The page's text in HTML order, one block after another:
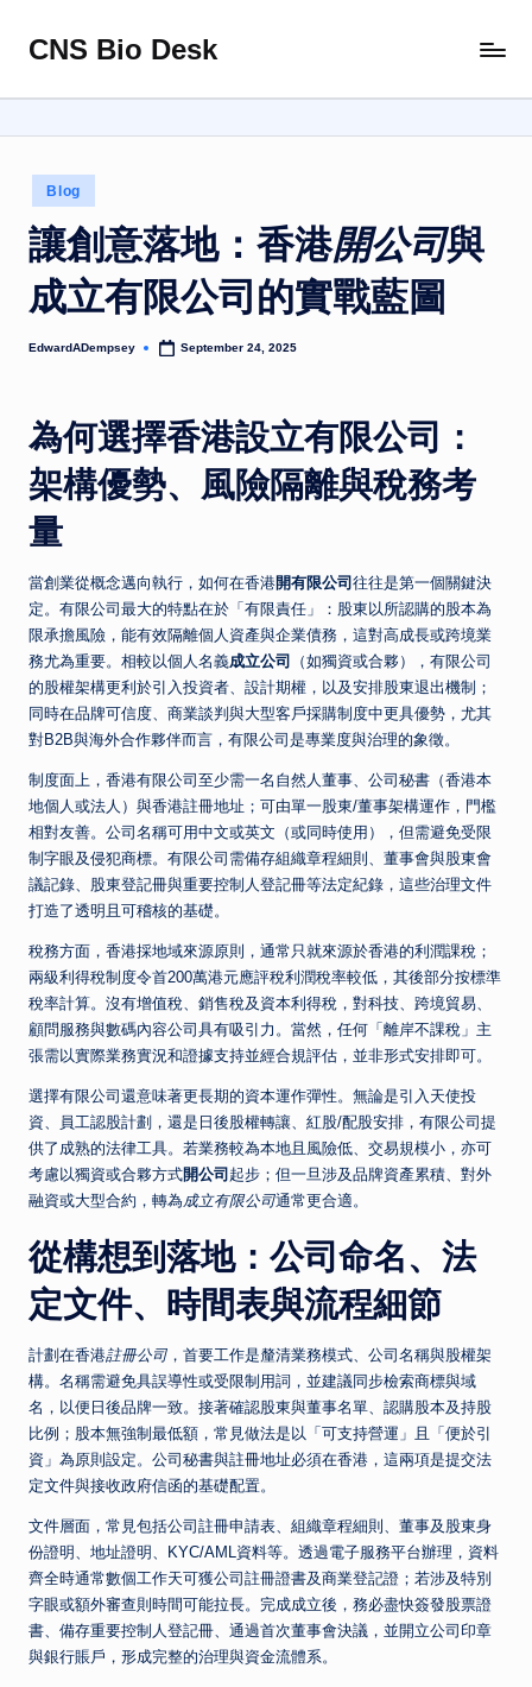
Skip
content
CNS Bio Desk
Life
Story
Posted
in
Blog
讓創意落地：香港開公司與
成立有限公司 的實戰藍圖
Posted
EdwardADempsey September 24, 2025
為何選擇香港設立有限公司：
架構優勢、風險隔離與稅務考
量
當創業從概念邁向執行，如何在香港開有限公司 往往是第一個關鍵決
定。有限公司最大的特點在於「有限責任」：股東以所認購的股本為
限承擔風險，能有效隔離個人資產與企業債務，這對高成長或跨境業
務尤為重要。相較以個人名義成立公司
（如獨資或合夥），有限公司
的股權架構更利於引入投資者、設計期權，以及安排股東退出機制；
同時在品牌可信度、商業談判與大型客戶採購制度中更具優勢，尤其
對B2B與海外合作夥伴而言，有限公司是專業度與治理的象徵。
制度面上，香港有限公司至少需一名自然人董事、公司秘書（香港本
地個人或法人）與香港註冊地址；可由單一股東/董事架構運作，門檻
相對友善。公司名稱可用中文或英文（或同時使用），但需避免受限
制字眼及侵犯商標。有限公司需備存組織章程細則、董事會與股東會
議記錄、股東登記冊與重要控制人登記冊等法定紀錄，這些治理文件
打造了透明且可稽核的基礎。
稅務方面，香港採地域來源原則，通常只就來源於香港的利潤課稅；
兩級利得稅制度令首200萬港元應評稅利潤稅率較低，其後部分按標準
稅率計算。沒有增值稅、銷售稅及資本利得稅，對科技、跨境貿易、
顧問服務與數碼內容公司具有吸引力。當然，任何「離岸不課稅」主
張需以實際業務實況和證據支持並經合規評估，並非形式安排即可。
選擇有限公司還意味著更長期的資本運作彈性。無論是引入天使投
資、員工認股計劃，還是日後股權轉讓、紅股/配股安排，有限公司提
供了成熟的法律工具。若業務較為本地且風險低、交易規模小，亦可
考慮以獨資或合夥方式開公司 起步；但一旦涉及品牌資產累積、對外
融資或大型合約，轉為成立有限公司通常更合適。
從構想到落地：公司命名、法
定文件、時間表與流程細節
計劃在香港註冊公司 ，首要工作是釐清業務模式、公司名稱與股權架
構。名稱需避免具誤導性或受限制用詞，並建議同步檢索商標與域
名，以便日後品牌一致。接著確認股東與董事名單、認購股本及持股
比例；股本無強制最低額，常見做法是以「可支持營運」且「便於引
資」為原則設定。公司秘書與註冊地址必須在香港，這兩項是提交法
定文件與接收政府信函的基礎配置。
文件層面，常見包括公司註冊申請表、組織章程細則、董事及股東身
份證明、地址證明、KYC/AML資料等。透過電子服務平台辦理，資料
齊全時通常數個工作天可獲公司註冊證書及商業登記證；若涉及特別
字眼或額外審查則時間可能拉長。完成成立後，務必盡快簽發股票證
書、備存重要控制人登記冊、通過首次董事會決議，並開立公司印章
與銀行賬戶，形成完整的治理與資金流體系。